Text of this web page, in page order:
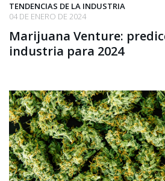
TENDENCIAS DE LA INDUSTRIA
04 DE ENERO DE 2024
Marijuana Venture:
industria para 2024